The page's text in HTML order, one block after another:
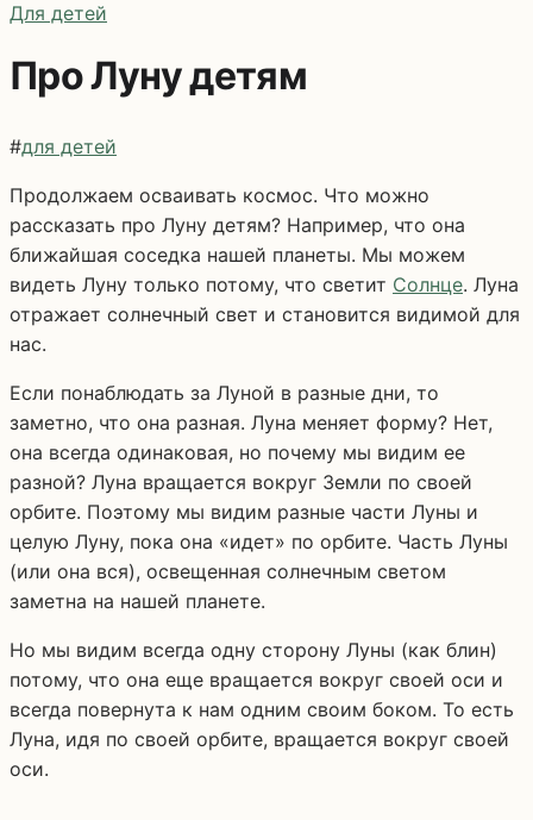
Для детей
Про Луну детям
#для детей
Продолжаем осваивать космос. Что можно
рассказать про Луну детям? Например, что она
ближайшая соседка нашей планеты. Мы можем
видеть Луну только потому, что светит Солнце. Луна
отражает солнечный свет и становится видимой для
нас.
Если понаблюдать за Луной в разные дни, то
заметно, что она разная. Луна меняет форму? Нет,
она всегда одинаковая, но почему мы видим ее
разной? Луна вращается вокруг Земли по своей
орбите. Поэтому мы видим разные части Луны и
целую Луну, пока она «идет» по орбите. Часть Луны
(или она вся), освещенная солнечным светом
заметна на нашей планете.
Но мы видим всегда одну сторону Луны (как блин)
потому, что она еще вращается вокруг своей оси и
всегда повернута к нам одним своим боком. То есть
Луна, идя по своей орбите, вращается вокруг своей
оси.